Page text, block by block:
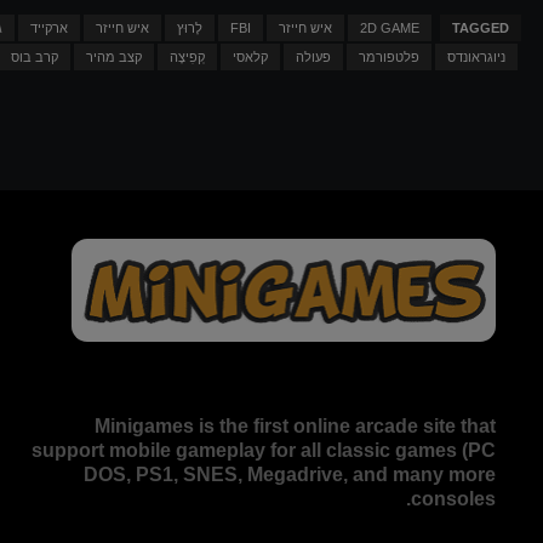
TAGGED
2D GAME איש חייזר FBI לָרוּץ איש חייזר ארקייד
ניוגראונדס
פלטפורמר פעולה קלאסי קְפִיצָה קצב מהיר קרב בוס
Minigames is the first online arcade site that
support mobile gameplay for all classic games (PC
DOS, PS1, SNES, Megadrive, and many more
consoles.